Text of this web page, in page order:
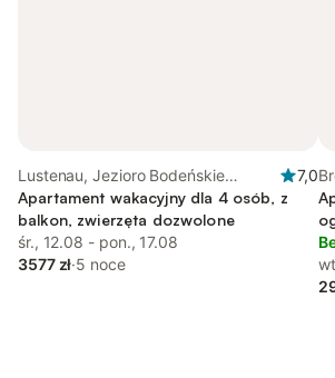
Lustenau, Jezioro Bodeńskie
(Austria)
7,0
Apartament wakacyjny dla 4 osób, z
balkon, zwierzęta dozwolone
śr., 12.08 - pon., 17.08
3577 zł·5 noce